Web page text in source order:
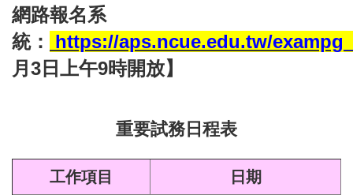
網路報名系
統：
https://aps.ncue.edu.tw/
月3日上午9時開放】
重要試務日程表
工作項目 日期